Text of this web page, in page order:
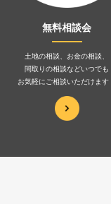
無料相談会
土地の相談、お金の相談、
間取りの相談などいつでも
お気軽にご相談いただけます